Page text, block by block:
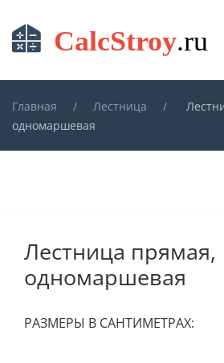
Skip to main content
Главная Лестница
одномаршевая
Лестница прямая,
одномаршевая
РАЗМЕРЫ В САНТИМЕТРАХ: